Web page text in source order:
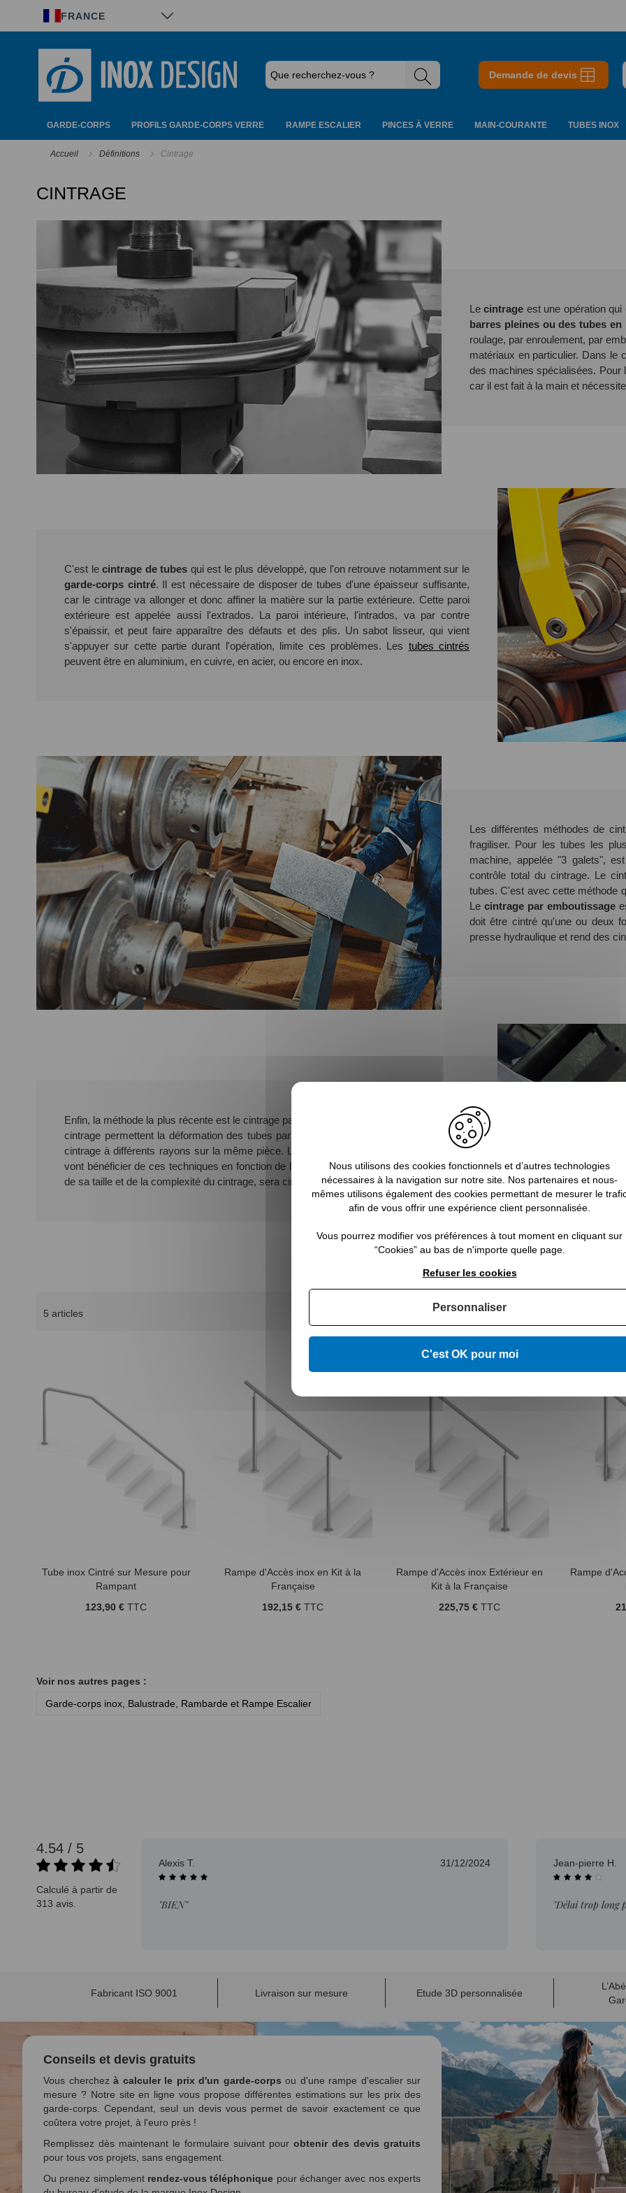
FRANCE
Demande de devis
GARDE-CORPS PROFILS GARDE-CORPS VERRE RAMPE ESCALIER PINCES À VERRE MAIN-COURANTE TUBES INOX
Accueil Définitions Cintrage
CINTRAGE
Lecintrage est une opération
barres pleines ou des tubes en
roulage, par enroulement, par
matériaux en particulier. Dans le
des machines spécialisées. Pour
car il est fait à la main et
C'est lecintrage de tubes qui est le plus développé, que l'on retrouve notamment sur le
garde-corps cintré. Il est nécessaire de disposer de tubes d'une épaisseur suffisante,
car le cintrage va allonger et donc affiner la matière sur la partie extérieure. Cette paroi
extérieure est appelée aussi l'extrados. La paroi intérieure, l'intrados, va par contre
s'épaissir, et peut faire apparaître des défauts et des plis. Un sabot lisseur, qui vient
s'appuyer sur cette partie durant l'opération, limite ces problèmes. Les tubes cintrés
peuvent être en aluminium, en cuivre, en acier, ou encore en inox.
Les différentes méthodes de
fragiliser. Pour les tubes les
machine, appelée "3 galets",
contrôle total du cintrage. Le
tubes. C'est avec cette méthode
Le cintrage par emboutissage
doit être cintré qu'une ou deux
presse hydraulique et rend des
Enfin, la méthode la plus récente est le cintrage par poussée. Les nouvelles machines de
cintrage permettent la déformation des tubes par une pression hydraulique et surtout le
cintrage à différents rayons sur la même pièce. Les rambardes et
garde-corps cintrés
vont bénéficier de ces techniques en fonction de leur matériau. Untube inox, en fonction
de sa taille et de la complexité du cintrage, sera cintré par poussée ou par roulage.
5 articles
Tube inox Cintré sur Mesure pour
Rampant
123,90 € TTC
Rampe d'Accès inox en Kit à la
Française
192,15 € TTC
Rampe d'Accès inox Extérieur en
Kit à la Française
225,75 € TTC
Rampe
Voir nos autres pages :
Garde-corps inox, Balustrade, Rambarde et Rampe Escalier
4.54 / 5
Calculé à partir de
313 avis.
08/08/2025 Alexis T. 31/12/2024
"BIEN"
Jean-pierre H.
"Délai trop long
Fabricant ISO 9001 Livraison sur mesure Etude 3D personnalisée
Conseils et devis gratuits
Vous cherchez à calculer le prix d'un garde-corps ou d'une rampe d'escalier sur
mesure ? Notre site en ligne vous propose différentes estimations sur les prix des
garde-corps. Cependant, seul un devis vous permet de savoir exactement ce que
coûtera votre projet, à l'euro près !
Remplissez dès maintenant le formulaire suivant pour obtenir des devis gratuits
pour tous vos projets, sans engagement.
Ou prenez simplement rendez-vous téléphonique pour échanger avec nos experts
Panneau de gestion des cookies
Nous utilisons des cookies fonctionnels et d’autres technologies
nécessaires à la navigation sur notre site. Nos partenaires et nous-
mêmes utilisons également des cookies permettant de mesurer le
afin de vous offrir une expérience client personnalisée.
Vous pourrez modifier vos préférences à tout moment en cliquant sur
“Cookies” au bas de n'importe quelle page.
C'est OK pour moi
Refuser les cookies
Personnaliser